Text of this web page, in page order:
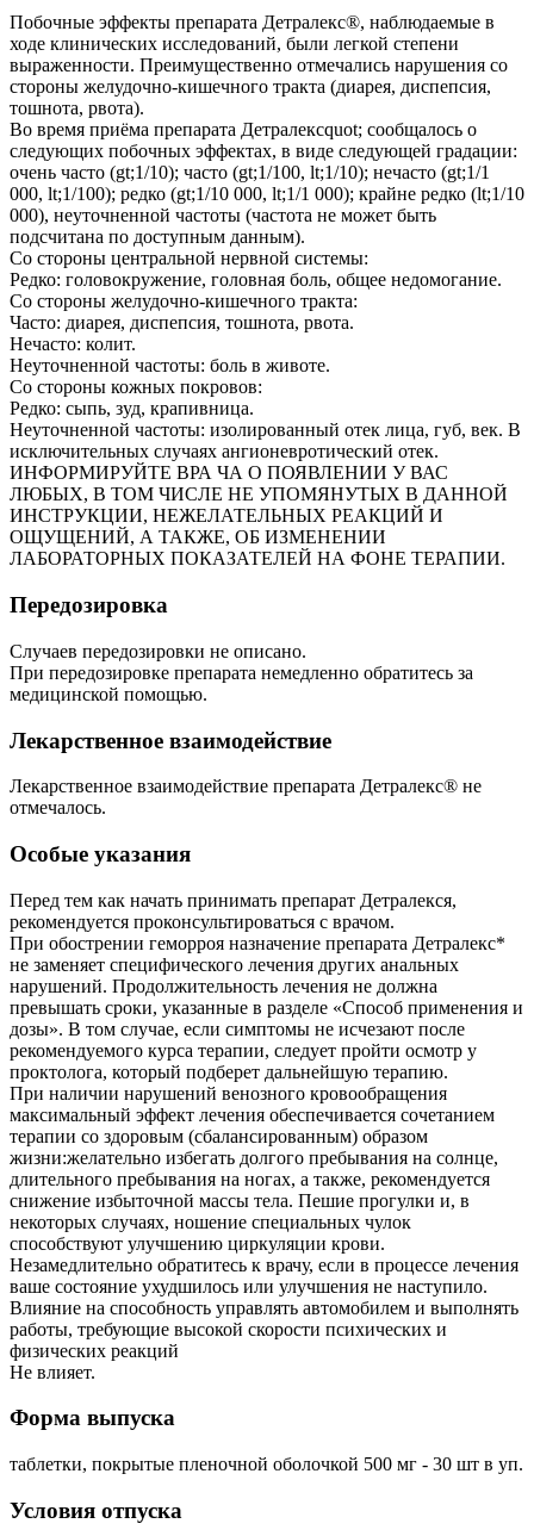
Побочные эффекты препарата Детралекс®, наблюдаемые в
ходе клинических исследований, были легкой степени
выраженности. Преимущественно отмечались нарушения со
стороны желудочно-кишечного тракта (диарея, диспепсия,
тошнота, рвота).
Во время приёма препарата Детралексquot; сообщалось о
следующих побочных эффектах, в виде следующей градации:
очень часто (gt;1/10); часто (gt;1/100, lt;1/10); нечасто (gt;1/1
000, lt;1/100); редко (gt;1/10 000, lt;1/1 000); крайне редко (lt;1/10
000), неуточненной частоты (частота не может быть
подсчитана по доступным данным).
Со стороны центральной нервной системы:
Редко: головокружение, головная боль, общее недомогание.
Со стороны желудочно-кишечного тракта:
Часто: диарея, диспепсия, тошнота, рвота.
Нечасто: колит.
Неуточненной частоты: боль в животе.
Со стороны кожных покровов:
Редко: сыпь, зуд, крапивница.
Неуточненной частоты: изолированный отек лица, губ, век. В
исключительных случаях ангионевротический отек.
ИНФОРМИРУЙТЕ ВРА ЧА О ПОЯВЛЕНИИ У ВАС
ЛЮБЫХ, В ТОМ ЧИСЛЕ НЕ УПОМЯНУТЫХ В ДАННОЙ
ИНСТРУКЦИИ, НЕЖЕЛАТЕЛЬНЫХ РЕАКЦИЙ И
ОЩУЩЕНИЙ, А ТАКЖЕ, ОБ ИЗМЕНЕНИИ
ЛАБОРАТОРНЫХ ПОКАЗАТЕЛЕЙ НА ФОНЕ ТЕРАПИИ.
Передозировка
Случаев передозировки не описано.
При передозировке препарата немедленно обратитесь за
медицинской помощью.
Лекарственное взаимодействие
Лекарственное взаимодействие препарата Детралекс® не
отмечалось.
Особые указания
Перед тем как начать принимать препарат Детралекся,
рекомендуется проконсультироваться с врачом.
При обострении геморроя назначение препарата Детралекс*
не заменяет специфического лечения других анальных
нарушений. Продолжительность лечения не должна
превышать сроки, указанные в разделе «Способ применения и
дозы». В том случае, если симптомы не исчезают после
рекомендуемого курса терапии, следует пройти осмотр у
проктолога, который подберет дальнейшую терапию.
При наличии нарушений венозного кровообращения
максимальный эффект лечения обеспечивается сочетанием
терапии со здоровым (сбалансированным) образом
жизни:желательно избегать долгого пребывания на солнце,
длительного пребывания на ногах, а также, рекомендуется
снижение избыточной массы тела. Пешие прогулки и, в
некоторых случаях, ношение специальных чулок
способствуют улучшению циркуляции крови.
Незамедлительно обратитесь к врачу, если в процессе лечения
ваше состояние ухудшилось или улучшения не наступило.
Влияние на способность управлять автомобилем и выполнять
работы, требующие высокой скорости психических и
физических реакций
Не влияет.
Форма выпуска
таблетки, покрытые пленочной оболочкой 500 мг - 30 шт в уп.
Условия отпуска